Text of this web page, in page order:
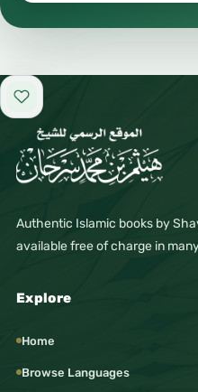
Add to favorites
Authentic Islamic books by
available free of charge in
Explore
Home
Browse Languages